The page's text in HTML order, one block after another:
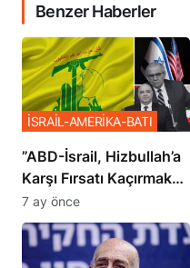
Benzer Haberler
​​​​​​​”ABD-İsrail, Hizbullah’a
Karşı Fırsatı Kaçırmak
İstemiyor”
İSRAİL-AMERİKA-BATI
7 ay önce